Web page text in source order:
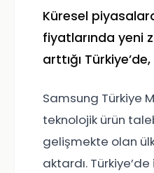
Küresel
fiyatlarında yeni
arttığı
Samsung Türkiye
teknolojik ürün
gelişmekte olan
aktardı.